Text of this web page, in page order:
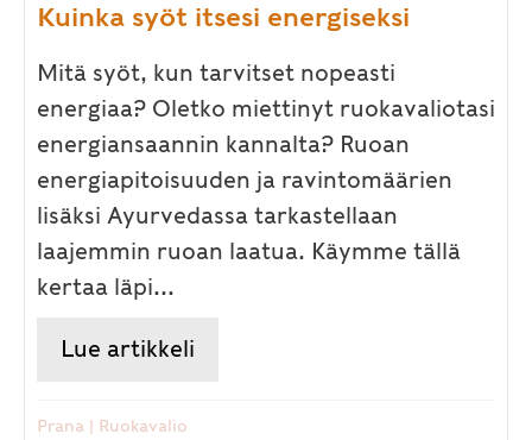
Kuinka syöt itsesi energiseksi
Mitä syöt, kun tarvitset nopeasti
energiaa? Oletko miettinyt ruokavaliotasi
energiansaannin kannalta? Ruoan
energiapitoisuuden ja ravintomäärien
lisäksi Ayurvedassa tarkastellaan
laajemmin ruoan laatua. Käymme tällä
kertaa läpi...
Lue artikkeli
Prana | Ruokavalio